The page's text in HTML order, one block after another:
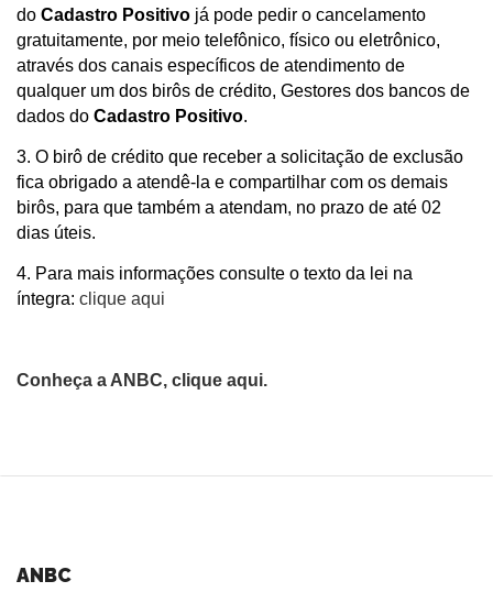
do Cadastro Positivo já pode pedir o cancelamento
gratuitamente, por meio telefônico, físico ou eletrônico,
através dos canais específicos de atendimento de
qualquer um dos birôs de crédito, Gestores dos bancos de
dados do Cadastro Positivo.
3. O birô de crédito que receber a solicitação de exclusão
fica obrigado a atendê-la e compartilhar com os demais
birôs, para que também a atendam, no prazo de até 02
dias úteis.
4. Para mais informações consulte o texto da lei na
íntegra: clique aqui
Conheça a ANBC, clique aqui.
ANBC